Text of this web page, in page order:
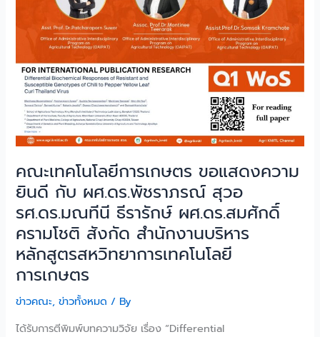
วิศวกรรม
เกษตร
อัจฉริยะ
คณะเทคโนโลยีการเกษตร ขอแสดงความ
ยินดี กับ ผศ.ดร.พัชราภรณ์ สุวอ
รศ.ดร.มณทีนี ธีรารักษ์ ผศ.ดร.สมศักดิ์
ครามโชติ สังกัด สำนักงานบริหาร
หลักสูตรสหวิทยาการเทคโนโลยี
การเกษตร
ข่าวคณะ,ข่าวทั้งหมด / By
ได้รับการตีพิมพ์บทความวิจัย เรื่อง “Differential
ผศ.ดร.พัช
รา
ภรณ์
สุวอ
รศ.ดร.มณ
ทีนี
า
รักษ์
ศักดิ์
คราม
โชติ
สังกัด
บริหาร
หลักสูตร